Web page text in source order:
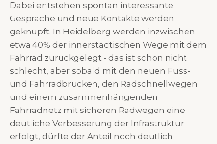
Dabei entstehen spontan interessante
Gespräche und neue Kontakte werden
geknüpft. In Heidelberg werden inzwischen
etwa 40% der innerstädtischen Wege mit dem
Fahrrad zurückgelegt - das ist schon nicht
schlecht, aber sobald mit den neuen Fuss-
und Fahrradbrücken, den Radschnellwegen
und einem zusammenhängenden
Fahrradnetz mit sicheren Radwegen eine
deutliche Verbesserung der Infrastruktur
erfolgt, dürfte der Anteil noch deutlich